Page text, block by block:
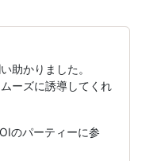
助かりました。
ーズに誘導してくれ
のパーティーに参